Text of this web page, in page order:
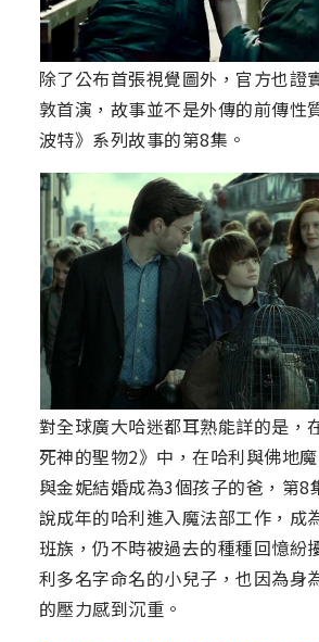
除了公布首張視覺圖外，官方也證
敦首演，故事並不是外傳的前傳性
波特》系列故事的第8集。
對全球廣大哈迷都耳熟能詳的是，
死神的聖物2》中，在哈利與佛地
與金妮結婚成為3個孩子的爸，第8
說成年的哈利進入魔法部工作，成
班族，仍不時被過去的種種回憶紛
利多名字命名的小兒子，也因為身
的壓力感到沉重。